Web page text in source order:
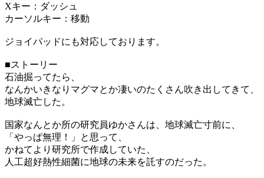
Xキー：ダッシュ
カーソルキー：移動
ジョイパッドにも対応しております。
■ストーリー
石油掘ってたら、
なんかいきなりマグマとか凄いのたくさん吹き出してきて、
地球滅亡した。
国家なんとか所の研究員ゆかさんは、地球滅亡寸前に、
「やっぱ無理！」と思って、
かねてより研究所で作成していた、
人工超好熱性細菌に地球の未来を託すのだった。